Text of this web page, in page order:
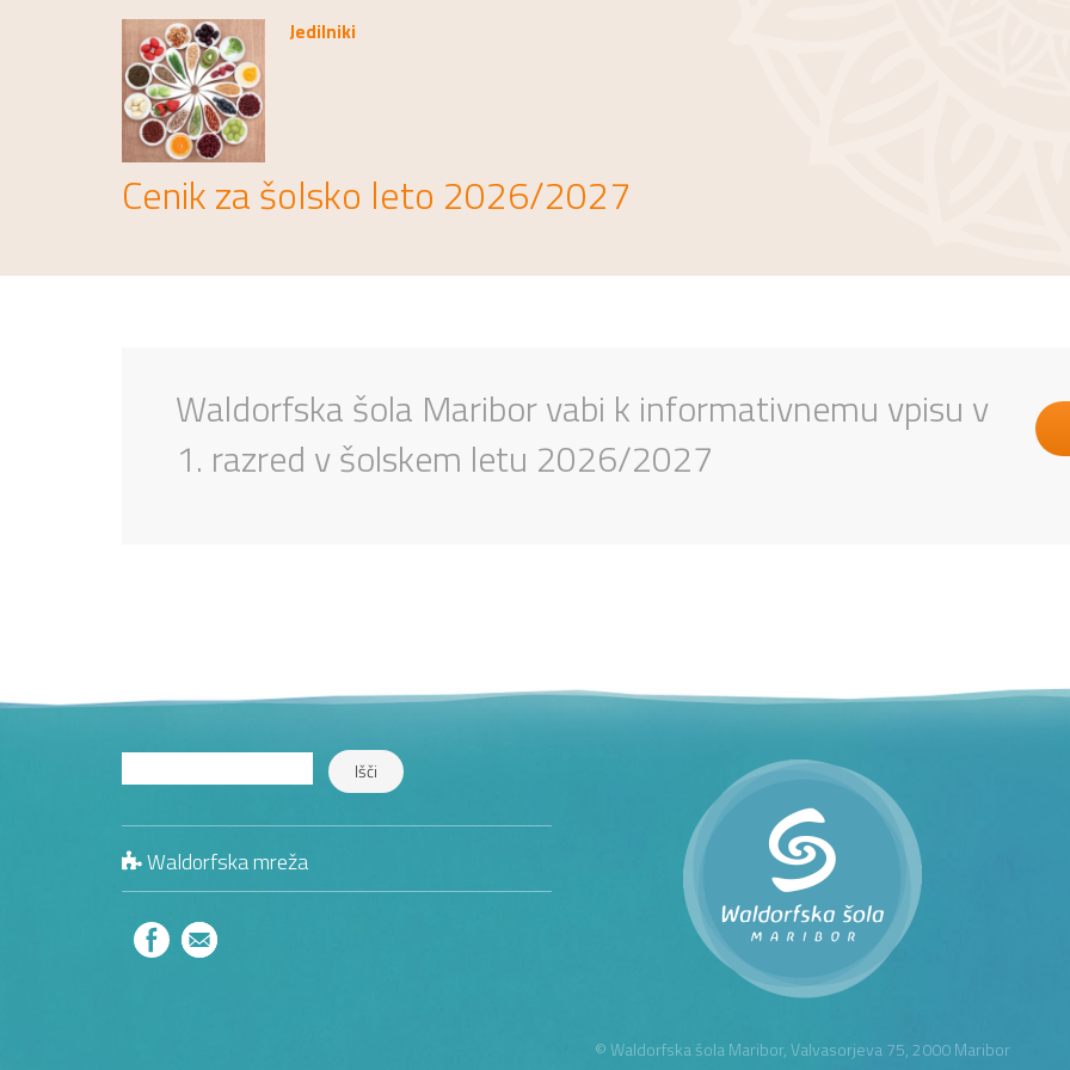
Jedilniki
Cenik za šolsko leto 2026/2027
Waldorfska šola Maribor vabi k informativnemu vpisu v
1. razred v šolskem letu 2026/2027
Waldorfska mreža
© Waldorfska šola Maribor, Valvasorjeva 75, 2000 Maribor